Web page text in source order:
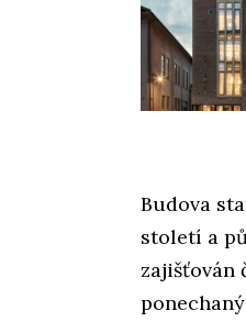
Budova
století a
zajišťován